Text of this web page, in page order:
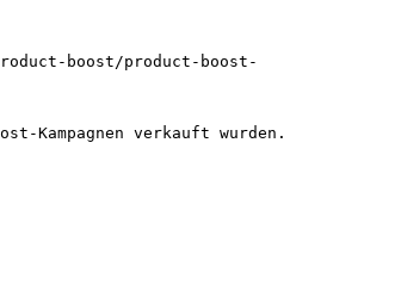
boost/product-boost-
Kampagnen verkauft wurden.